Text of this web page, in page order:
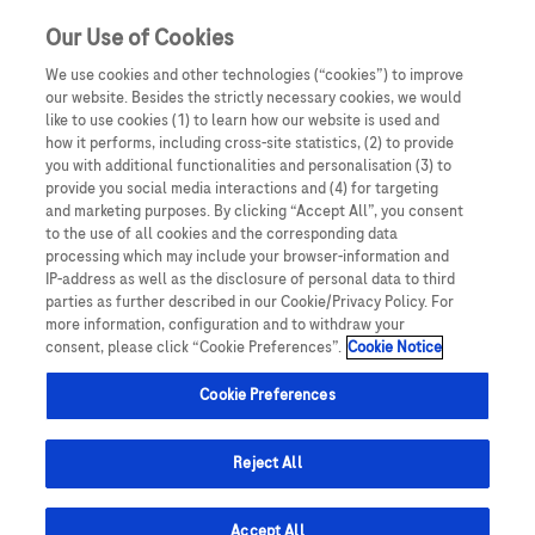
Oświadczam, że jestem lekarzem medycyny, farmaceutą
lub osobą prowadzącą obrót produktami leczniczymi.
Podmiotem odpowiedzialnym za treści zamieszczone na
portalu internetowym dlalekarzy.roche.pl jest spółka
Roche Polska Sp. z o.o. z siedzibą w Warszawie, ul.
Domaniewska 28, 02-672, KRS: 0000118292. UWAGA!
Portal ten zawiera treści będące reklamą produktów
leczniczych wydawanych jedynie na podstawie recepty w
rozumieniu ustawy z dnia 6 września 2001 roku Prawo
farmaceutyczne (t. jedn.: Dz.U. 2008, Nr 45, poz 271 z późn.
zm.) („Prawo farmaceutyczne”). Zasoby portalu
internetowego dlalekarzy.roche.pl są dostępne jedynie
dla osób uprawnionych do wystawiania recept lub osób
Wczesna diagnostyka
Pomagamy ratować ludzkie życie
Rozwija się niepostrzeżenie i często jest
rozpoznawany zbyt późno. Jest trzecią wiodącą
Our Use of Cookies
We use cookies and other technologies (“cookies”) to improve
our website. Besides the strictly necessary cookies, we would
like to use cookies (1) to learn how our website is used and
how it performs, including cross-site statistics, (2) to provide
you with additional functionalities and personalisation (3) to
provide you social media interactions and (4) for targeting
and marketing purposes. By clicking “Accept All”, you consent
to the use of all cookies and the corresponding data
processing which may include your browser-information and
IP-address as well as the disclosure of personal data to third
parties as further described in our Cookie/Privacy Policy. For
more information, configuration and to withdraw your
consent, please click “Cookie Preferences”. Cookie Notice
Cookie Preferences
Reject All